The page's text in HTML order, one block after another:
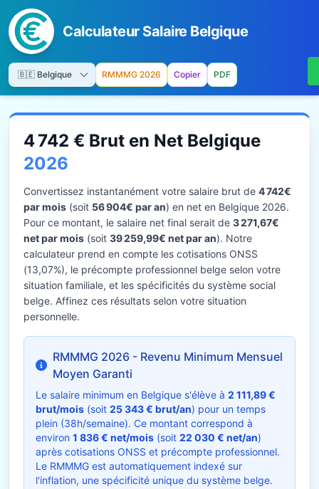
Calculateur Salaire Belgique
RMMMG 2026 Copier PDF
4 742 € Brut en Net Belgique
2026
Convertissez instantanément votre salaire brut de 4 742€
par mois (soit 56 904€ par an) en net en Belgique 2026.
Pour ce montant, le salaire net final serait de 3 271,67€
net par mois (soit 39 259,99€ net par an). Notre
calculateur prend en compte les cotisations ONSS
(13,07%), le précompte professionnel belge selon votre
situation familiale, et les spécificités du système social
belge. Affinez ces résultats selon votre situation
personnelle.
RMMMG 2026 - Revenu Minimum Mensuel
Moyen Garanti
Le salaire minimum en Belgique s'élève à 2 111,89 €
brut/mois (soit 25 343 € brut/an) pour un temps
plein (38h/semaine). Ce montant correspond à
environ 1 836 € net/mois (soit 22 030 € net/an)
après cotisations ONSS et précompte professionnel.
Le RMMMG est automatiquement indexé sur
l'inflation, une spécificité unique du système belge.